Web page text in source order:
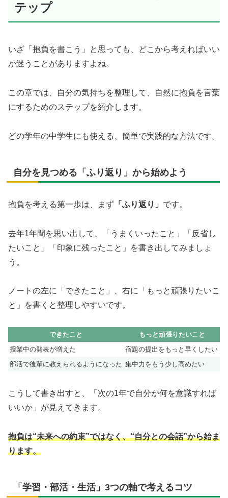
テップ
いざ「抱負を書こう」と思っても、どこから考えればいい
か迷うことがありますよね。
この章では、自分の気持ちを整理して、自然に抱負を言葉
にするためのステップを紹介します。
どの学年の中学生にも使える、簡単で実践的な方法です。
自分を見つめる「ふり返り」から始めよう
抱負を考える第一歩は、まず 「ふり返り」 です。
去年1年間を思い出して、「うまくいったこと」「反省し
たいこと」「印象に残ったこと」を書き出してみましょ
う。
ノートの左に「できたこと」、右に「もっと頑張りたいこ
と」を書くと整理しやすいです。
できたこと
もっと頑張りたいこと
授業中の発表が増えた
宿題の提出をもっと早くしたい
部活で後輩に教えられるようになった 集中力をもう少し高めたい
こうして書き出すと、「次の1年で自分が何を意識すれば
いいか」が見えてきます。
抱負は“未来への約束”ではなく、“自分との会話”から始ま
ります。
「学習・部活・生活」3つの軸で考えるコツ